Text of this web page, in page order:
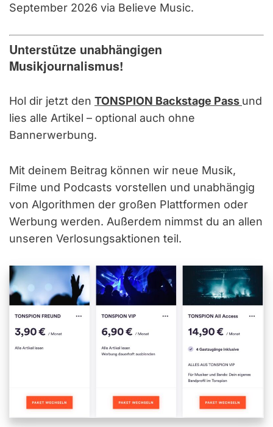
September 2026 via Believe Music.
Unterstütze unabhängigen
Musikjournalismus!
Hol dir jetzt den TONSPION Backstage Pass und
lies alle Artikel – optional auch ohne
Bannerwerbung.
Mit deinem Beitrag können wir neue Musik,
Filme und Podcasts vorstellen und unabhängig
von Algorithmen der großen Plattformen oder
Werbung werden. Außerdem nimmst du an allen
unseren Verlosungsaktionen teil.